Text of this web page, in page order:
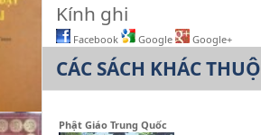
Kính ghi
Facebook Google Google+
CÁC SÁCH KHÁC
Phật Giáo Trung Quốc